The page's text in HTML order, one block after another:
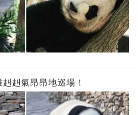
赳氣昂昂地巡場！